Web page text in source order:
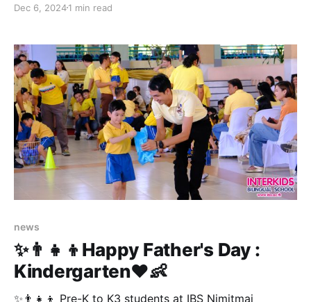
meaningful moments that brought fathers and their
last a lifetime. 💙💞 Please enjoy the highlight video!
Para valorar camiseta visitante
Dec 6, 20241 min read
news
✨👨‍👧‍👦Happy Father's Day :
Kindergarten❤️👶
✨👨‍👧‍👦 Pre-K to K3 students at IBS Nimitmai